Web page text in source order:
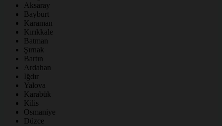
Aksaray
Bayburt
Karaman
Kırıkkale
Batman
Şırnak
Bartın
Ardahan
Iğdır
Yalova
Karabük
Kilis
Osmaniye
Düzce